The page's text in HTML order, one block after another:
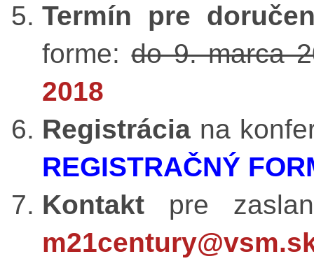
Termín pre
forme:do 9. marca
2018
Registrácia na
REGISTRAČNÝ
Kontakt pre